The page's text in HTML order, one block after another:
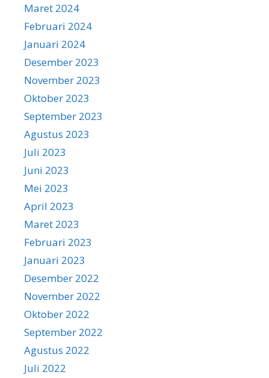
Maret 2024
Februari 2024
Januari 2024
Desember 2023
November 2023
Oktober 2023
September 2023
Agustus 2023
Juli 2023
Juni 2023
Mei 2023
April 2023
Maret 2023
Februari 2023
Januari 2023
Desember 2022
November 2022
Oktober 2022
September 2022
Agustus 2022
Juli 2022